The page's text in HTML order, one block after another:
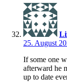
25. August
If some one
afterward he
up to date